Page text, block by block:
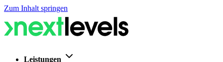
Zum Inhalt springen
Leistungen